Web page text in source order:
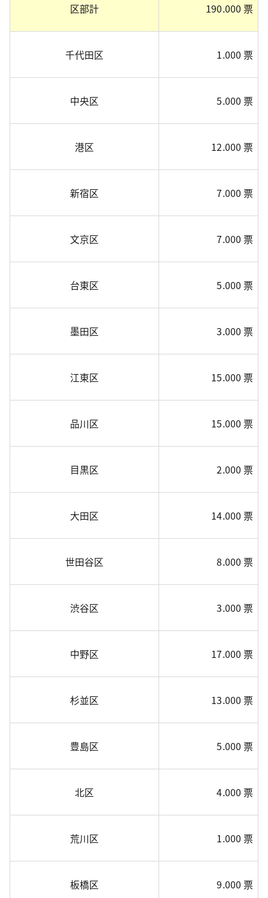
区部計 190.000 票
千代田区 1.000 票
中央区 5.000 票
港区 12.000 票
新宿区 7.000 票
文京区 7.000 票
台東区 5.000 票
墨田区 3.000 票
江東区 15.000 票
品川区 15.000 票
目黒区 2.000 票
大田区 14.000 票
世田谷区 8.000 票
渋谷区 3.000 票
中野区 17.000 票
杉並区 13.000 票
豊島区 5.000 票
北区 4.000 票
荒川区 1.000 票
板橋区 9.000 票